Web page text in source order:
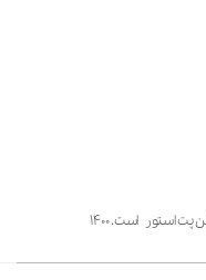
استور است. ۱۴۰۰